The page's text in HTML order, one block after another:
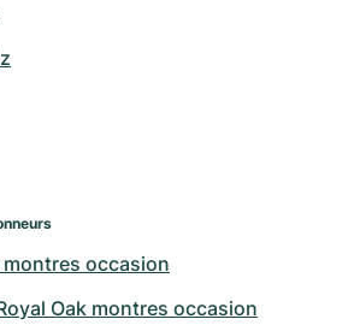
occasion
Oak montres occasion